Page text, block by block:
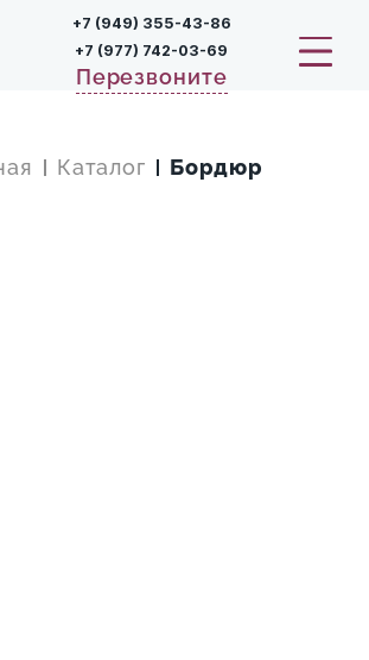
+7 (949) 355-43-86
+7 (977) 742-03-69
Перезвоните
Каталог Бордюр